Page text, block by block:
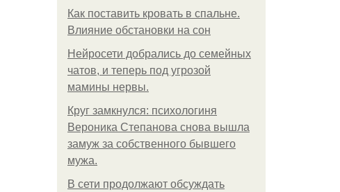
Как поставить кровать в спальне.
Влияние обстановки на сон
Нейросети добрались до семейных
чатов, и теперь под угрозой
мамины нервы.
Круг замкнулся: психологиня
Вероника Степанова снова вышла
замуж за собственного бывшего
мужа.
В сети продолжают обсуждать